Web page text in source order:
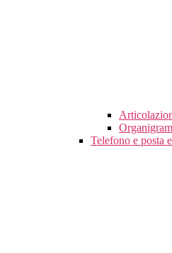
Telefono e posta